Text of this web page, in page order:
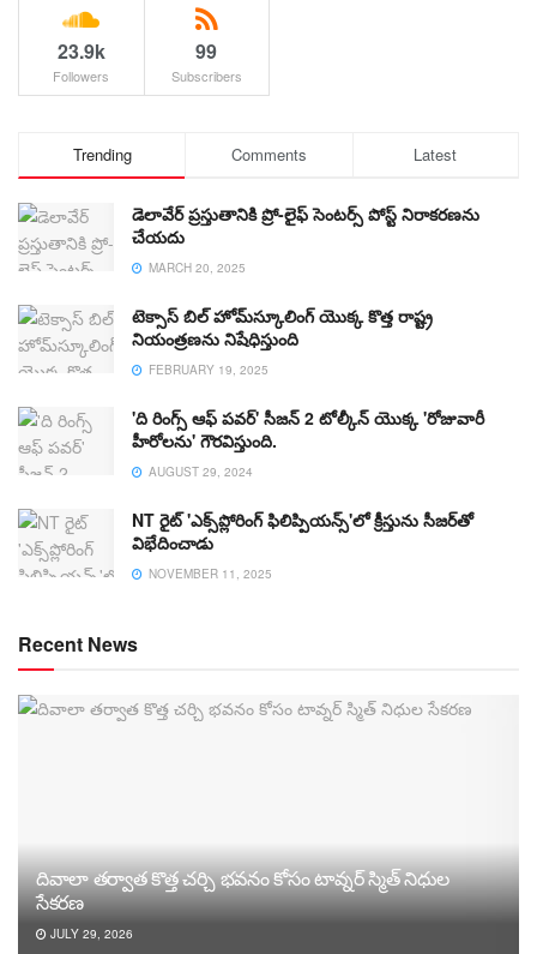
23.9k
Followers
99
Subscribers
Trending Comments Latest
డెలావేర్ ప్రస్తుతానికి ప్రో-లైఫ్ సెంటర్స్ పోస్ట్ నిరాకరణను
చేయదు
MARCH 20, 2025
టెక్సాస్ బిల్ హోమ్‌స్కూలింగ్ యొక్క కొత్త రాష్ట్ర
నియంత్రణను నిషేధిస్తుంది
FEBRUARY 19, 2025
'ది రింగ్స్ ఆఫ్ పవర్' సీజన్ 2 టోల్కీన్ యొక్క 'రోజువారీ
హీరోలను' గౌరవిస్తుంది.
AUGUST 29, 2024
NT రైట్ 'ఎక్స్‌ప్లోరింగ్ ఫిలిప్పియన్స్'లో క్రీస్తును సీజర్‌తో
విభేదించాడు
NOVEMBER 11, 2025
Recent News
దివాలా తర్వాత కొత్త చర్చి భవనం కోసం టావ్నర్ స్మిత్ నిధుల
సేకరణ
JULY 29, 2026